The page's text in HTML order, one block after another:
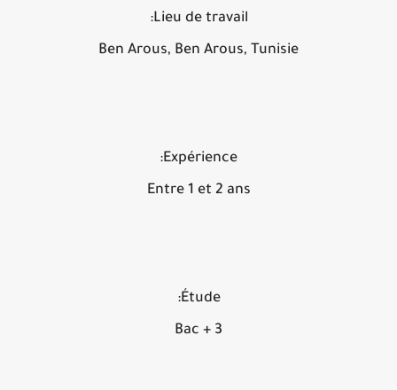
Lieu de travail:
Ben Arous, Ben Arous, Tunisie
Expérience:
Entre 1 et 2 ans
Étude:
Bac + 3